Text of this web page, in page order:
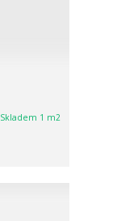
Skladem 1 m2